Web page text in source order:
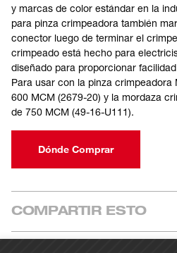
y marcas de color estándar en la
para pinza crimpeadora también
conector luego de terminar el
crimpeado está hecho para
diseñado para proporcionar
Para usar con la pinza
600 MCM (2679-20) y la mordaza
de 750 MCM (49-16-U111).
Dónde Comprar
COMPARTIR ESTO